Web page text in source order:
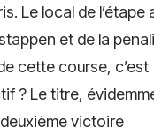
Le local de l’étape
et de la
cette course, c’est
? Le titre,
victoire